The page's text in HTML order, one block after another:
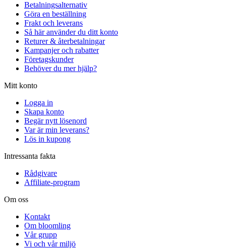
Betalningsalternativ
Göra en beställning
Frakt och leverans
Så här använder du ditt konto
Returer & återbetalningar
Kampanjer och rabatter
Företagskunder
Behöver du mer hjälp?
Mitt konto
Logga in
Skapa konto
Begär nytt lösenord
Var är min leverans?
Lös in kupong
Intressanta fakta
Rådgivare
Affiliate-program
Om oss
Kontakt
Om bloomling
Vår grupp
Vi och vår miljö